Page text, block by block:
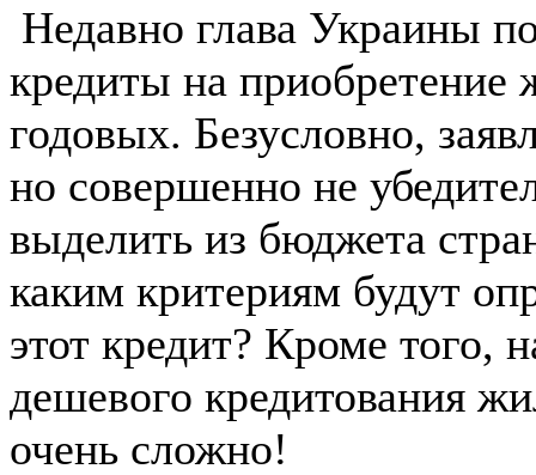
Недавно глава Украины
кредиты на приобретение
годовых. Безусловно,
но совершенно не
выделить из бюджета
каким критериям будут
этот кредит? Кроме того,
дешевого кредитования
очень сложно!